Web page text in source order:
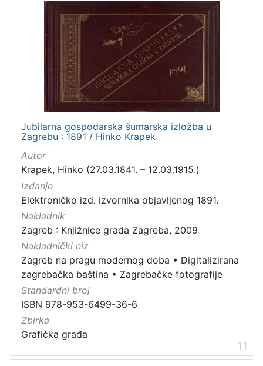
Jubilarna gospodarska šumarska izložba u
Zagrebu : 1891 / Hinko Krapek
Autor
Krapek, Hinko (27.03.1841. – 12.03.1915.)
Izdanje
Elektroničko izd. izvornika objavljenog 1891.
Nakladnik
Zagreb : Knjižnice grada Zagreba, 2009
Nakladnički niz
Zagreb na pragu modernog doba • Digitalizirana
zagrebačka baština • Zagrebačke fotografije
Standardni broj
ISBN 978-953-6499-36-6
Zbirka
Grafička građa
11